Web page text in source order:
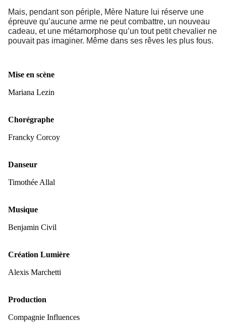
Mais, pendant son périple, Mère Nature lui réserve une
épreuve qu’aucune arme ne peut combattre, un nouveau
cadeau, et une métamorphose qu’un tout petit chevalier ne
pouvait pas imaginer. Même dans ses rêves les plus fous.
Mise en scène
Mariana Lezin
Chorégraphe
Francky Corcoy
Danseur
Timothée Allal
Musique
Benjamin Civil
Création Lumière
Alexis Marchetti
Production
Compagnie Influences